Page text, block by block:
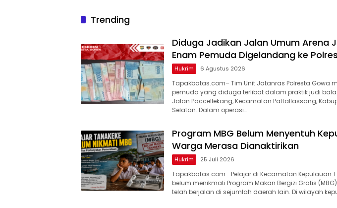
Trending
Diduga Jadikan Jalan Umum Arena
Enam Pemuda Digelandang ke
Hukrim 6 Agustus 2026
Tapakbatas.com– Tim Unit Jatanras Polresta Gowa
pemuda yang diduga terlibat dalam praktik judi
Jalan Paccellekang, Kecamatan Pattallassang,
Selatan. Dalam operasi…
Program MBG Belum Menyentuh
Warga Merasa Dianaktirikan
Hukrim 25 Juli 2026
Tapakbatas.com– Pelajar di Kecamatan Kepulauan
belum menikmati Program Makan Bergizi Gratis
telah berjalan di sejumlah daerah lain. Di wilayah